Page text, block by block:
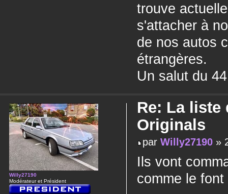
trouve
s'attacher à
de nos autos
étrangères.
Un salut du 44
Re: La liste
Originals
parWilly27190 »
Ils vont
comme le
Willy27190
Modérateur et Président